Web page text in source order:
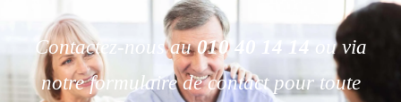
Contactez-nous au010 40 14 14
ou via
notre formulaire de contact pour toute